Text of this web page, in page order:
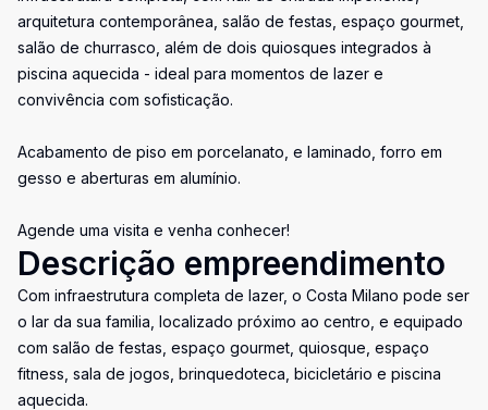
arquitetura contemporânea, salão de festas, espaço gourmet,
salão de churrasco, além de dois quiosques integrados à
piscina aquecida - ideal para momentos de lazer e
convivência com sofisticação.
Acabamento de piso em porcelanato, e laminado, forro em
gesso e aberturas em alumínio.
Agende uma visita e venha conhecer!
Descrição empreendimento
Com infraestrutura completa de lazer, o Costa Milano pode ser
o lar da sua familia, localizado próximo ao centro, e equipado
com salão de festas, espaço gourmet, quiosque, espaço
fitness, sala de jogos, brinquedoteca, bicicletário e piscina
aquecida.